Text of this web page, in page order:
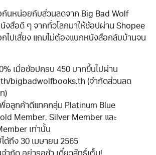
กันหน่อยกับส่วนลดจาก Big Bad Wolf
งสือดี ๆ จากทั่วโลกมาให้ช้อปผ่าน Shopee
กไปเสี่ยง แถมไม่ต้องแบกหนังสือกลับบ้านจน
เมื่อช้อปครบ 450 บาทขึ้นไปผ่าน
bigbadwolfbooks.th (จำกัดส่วนลด
)
อลูกค้าดีแทคกลุ่ม Platinum Blue
Member, Silver Member และ
เท่านั้น
ได้ถึง 30 เมษายน 2565